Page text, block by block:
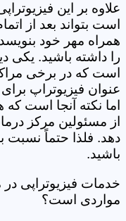
علاوه بر این
است بتواند بعد از
همراه مهر خود بنویسد
را داشته باشید. یکی
است که در برخی
عنوان فیزیوتراپ
اما نکته آنجا است که
از مسئولین مرکز
دهد. فلذا حتماً نسبت
باشید.
خدمات فیزیوتراپی
مواردی است؟